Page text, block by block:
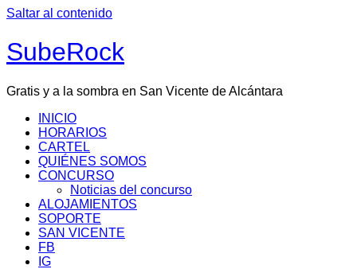
Saltar al contenido
SubeRock
Gratis y a la sombra en San Vicente de Alcántara
INICIO
HORARIOS
CARTEL
QUIÉNES SOMOS
CONCURSO
Noticias del concurso
ALOJAMIENTOS
SOPORTE
SAN VICENTE
FB
IG